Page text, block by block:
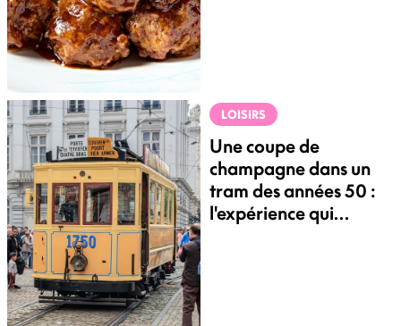
LOISIRS
Une coupe de
champagne dans un
tram des années 50 :
l'expérience qui